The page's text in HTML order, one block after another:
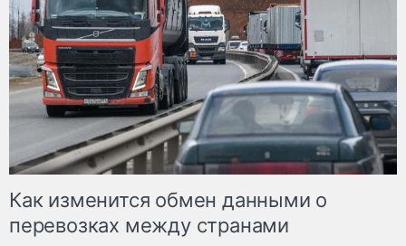
Как изменится обмен данными о
перевозках между странами